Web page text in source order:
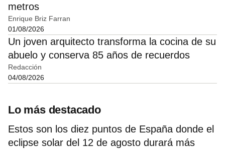
metros
Enrique Briz Farran
01/08/2026
Un joven arquitecto transforma la cocina de su
abuelo y conserva 85 años de recuerdos
Redacción
04/08/2026
Lo más destacado
Estos son los diez puntos de España donde el
eclipse solar del 12 de agosto durará más